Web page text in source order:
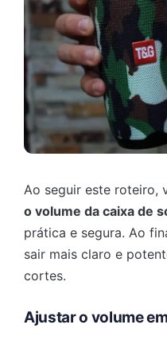
Ao seguir este roteiro,
o volume da caixa de
prática e segura. Ao
sair mais claro e
cortes.
Ajustar o volume